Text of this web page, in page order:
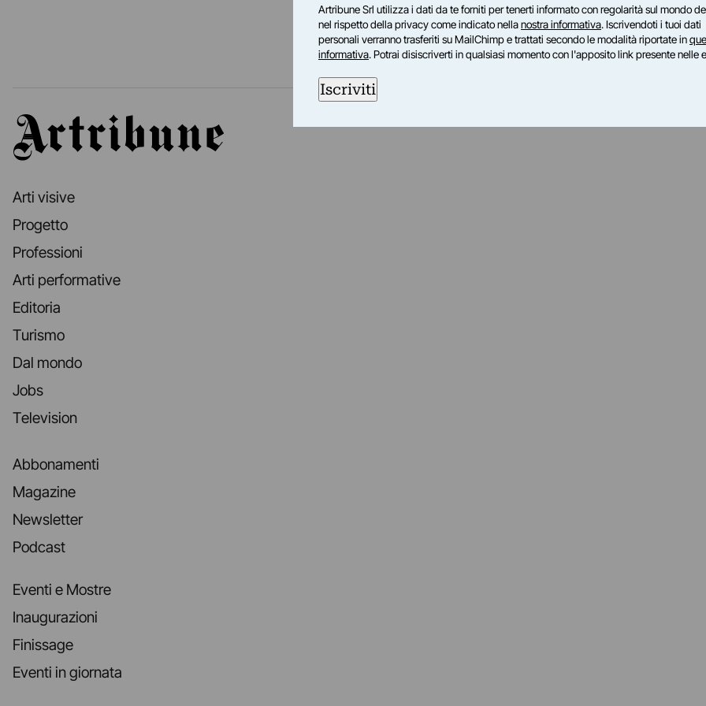
Artribune
Arti visive
Progetto
Professioni
Arti performative
Editoria
Turismo
Dal mondo
Jobs
Television
Abbonamenti
Magazine
Newsletter
Podcast
Eventi e Mostre
Inaugurazioni
Finissage
Eventi in giornata
Artribune Srl utilizza i dati da te forniti per tenerti informato con regolarità sul mondo
nel rispetto della privacy come indicato nellanostra informativa. Iscrivendoti i tuoi dati
personali verranno trasferiti su MailChimp e trattati secondo le modalità riportate in
informativa. Potrai disiscriverti in qualsiasi momento con l'apposito link presente nelle
Iscriviti